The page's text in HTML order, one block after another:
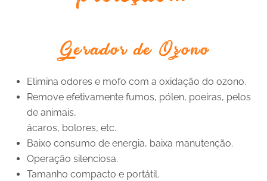
Gerador de Ozono
Elimina odores e mofo com a oxidação do ozono.
Remove efetivamente fumos, pólen, poeiras, pelos
de animais,
ácaros, bolores, etc.
Baixo consumo de energia, baixa manutenção.
Operação silenciosa.
Tamanho compacto e portátil.